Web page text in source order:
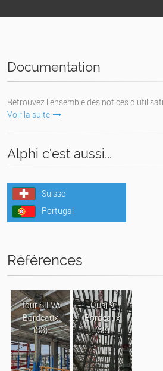
Documentation
Retrouvez l’ensemble des notices
Voir la suite
Alphi c'est aussi...
Suisse
Portugal
Références
Tour SILVA
Bordeaux
(33)
Quai 9
Bordeaux
(33)